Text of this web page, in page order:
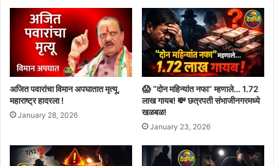
अजित पवारांचा विमान अपघातात मृत्यू,
महाराष्ट्र हादरला !
January 28, 2026
😱 “दोन महिन्यांत नफा” म्हणाले… 1.72
लाख गायब! 💸 छत्रपती संभाजीनगरमध्ये
खळबळ!
January 23, 2026